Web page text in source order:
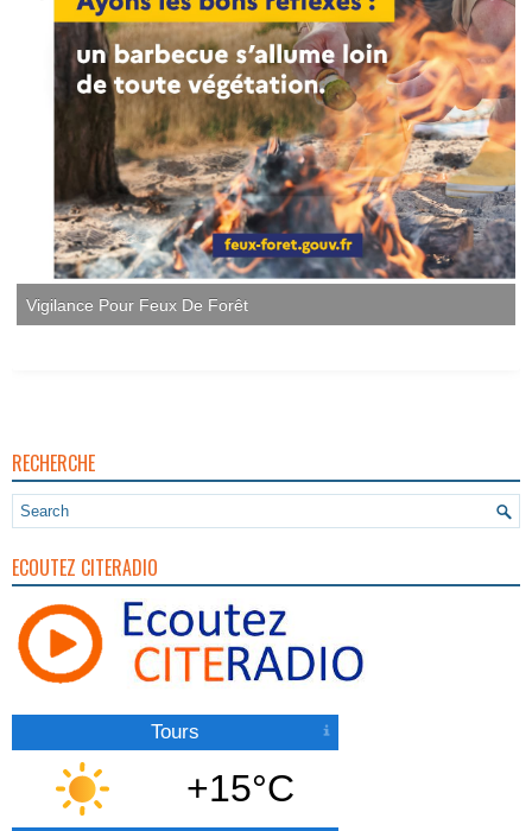
Vigilance Pour Feux De Forêt
RECHERCHE
ECOUTEZ CITERADIO
Tours
+15°C